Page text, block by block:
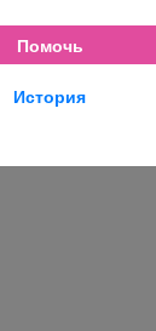
Помочь
История